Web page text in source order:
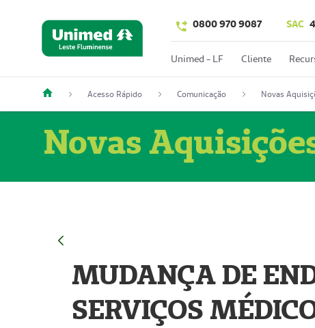
0800 970 9087 SAC
Unimed - LF Cliente
Acesso Rápido Comunicação Novas
Novas
MUDANÇA DE
SERVIÇOS